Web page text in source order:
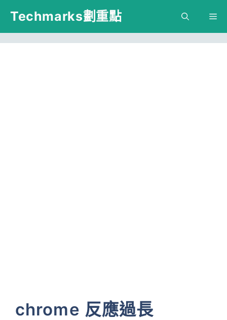
跳
主
Techmarks劃重點
chrome 反應過長